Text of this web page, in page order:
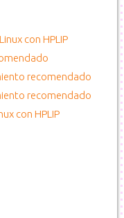
con HPLIP
recomendado
recomendado
con HPLIP